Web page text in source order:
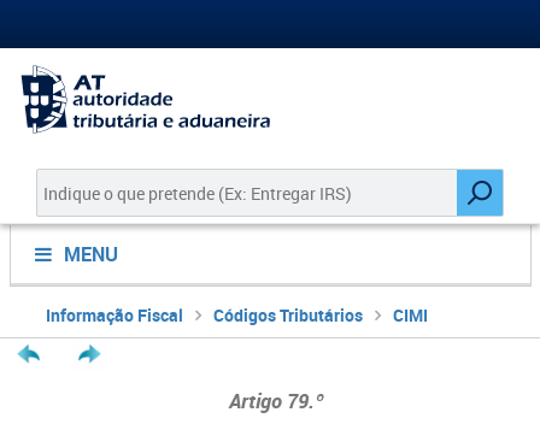
MENU
Informação Fiscal Códigos Tributários CIMI
Artigo 79.º